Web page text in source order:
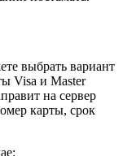
выбрать вариант
Visa и Master
на сервер
карты, срок